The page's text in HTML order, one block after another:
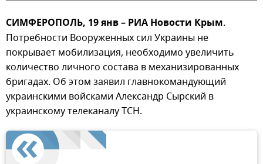
СИМФЕРОПОЛЬ, 19 янв – РИА Новости Крым.
Потребности Вооруженных сил Украины не
покрывает мобилизация, необходимо увеличить
количество личного состава в механизированных
бригадах. Об этом заявил главнокомандующий
украинскими войсками Александр Сырский в
украинскому телеканалу ТСН.